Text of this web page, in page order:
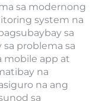
sa modernong
system na
sa
problema sa
mobile app at
na
na ang
sa